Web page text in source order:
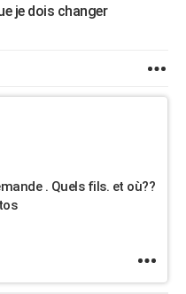
je dois changer
. Quels fils. et où??